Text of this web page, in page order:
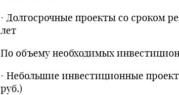
· Долгосрочные проекты со сроком
лет
По объему необходимых
· Небольшие инвестиционные
руб.)